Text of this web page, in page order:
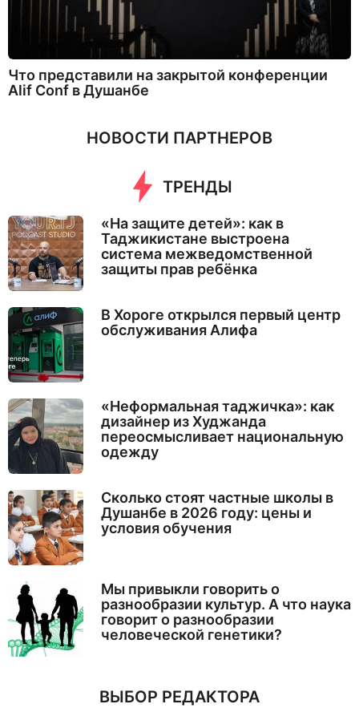
Что представили на закрытой конференции
Alif Conf в Душанбе
НОВОСТИ ПАРТНЕРОВ
ТРЕНДЫ
«На защите детей»: как в
Таджикистане выстроена
система межведомственной
защиты прав ребёнка
В Хороге открылся первый центр
обслуживания Алифа
«Неформальная таджичка»: как
дизайнер из Худжанда
переосмысливает национальную
одежду
Сколько стоят частные школы в
Душанбе в 2026 году: цены и
условия обучения
Мы привыкли говорить о
разнообразии культур. А что наука
говорит о разнообразии
человеческой генетики?
ВЫБОР РЕДАКТОРА